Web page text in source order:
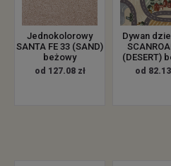
Jednokolorowy
SANTA FE 33 (SAND)
beżowy
od 127.08 zł
Dywan
(DESERT)
od 82.13